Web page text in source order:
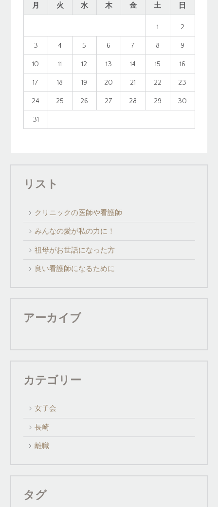
月
火 水 木 金 土 日
1 2
3 4 5 6 7 8 9
10 11 12 13 14 15 16
17 18 19 20 21 22 23
24 25 26 27 28 29 30
31
リスト
クリニックの医師や看護師
みんなの愛が私の力に！
祖母がお世話になった方
良い看護師になるために
アーカイブ
カテゴリー
女子会
長崎
離職
タグ